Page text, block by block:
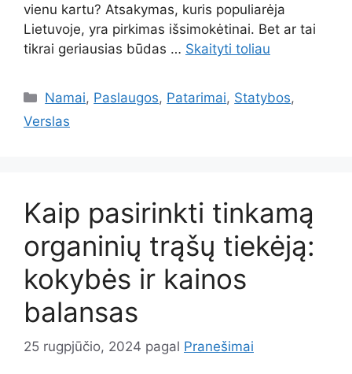
vienu kartu? Atsakymas, kuris populiarėja
Lietuvoje, yra pirkimas išsimokėtinai. Bet ar tai
tikrai geriausias būdas … Skaityti toliau
Kategorijos
Namai, Paslaugos, Patarimai, Statybos,
Verslas
Kaip pasirinkti tinkamą
organinių trąšų tiekėją:
kokybės ir kainos
balansas
25 rugpjūčio, 2024 pagal Pranešimai